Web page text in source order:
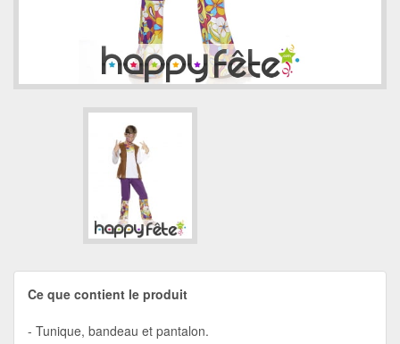
Ce que contient le produit
Tunique, bandeau et pantalon.